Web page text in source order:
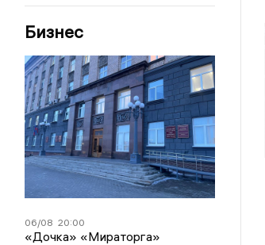
Бизнес
06/08 20:00
«Дочка» «Мираторга»